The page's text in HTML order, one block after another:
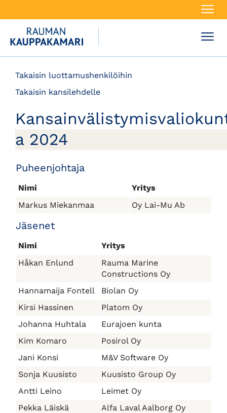
Takaisin luottamushenkilöihin
Takaisin kansilehdelle
a 2024
Puheenjohtaja
Nimi
Yritys
Markus Miekanmaa
Oy Lai-Mu Ab
Jäsenet
Nimi
Yritys
Håkan Enlund
Rauma Marine
Constructions Oy
Hannamaija Fontell
Biolan Oy
Kirsi Hassinen
Platom Oy
Johanna Huhtala
Eurajoen kunta
Kim Komaro
Posirol Oy
Jani Konsi
M&V Software Oy
Sonja Kuusisto
Kuusisto Group Oy
Antti Leino
Leimet Oy
Pekka Läiskä
Alfa Laval Aalborg Oy